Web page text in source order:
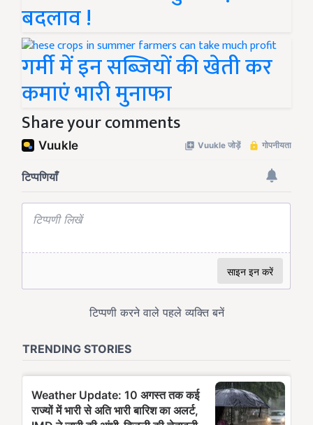
बदलाव !
गर्मी में इन सब्जियों की खेती कर
कमाएं भारी मुनाफा
Share your comments